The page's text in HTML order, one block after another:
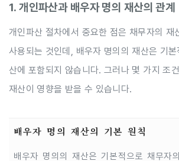
1. 개인파산과 배우자 명의 재산의 관계
개인파산 절차에서 중요한 점은 채무자의 재
사용되는 것인데, 배우자 명의의 재산은 기
산에 포함되지 않습니다. 그러나 몇 가지 조
재산이 영향을 받을 수 있습니다.
배우자 명의 재산의 기본 원칙
배우자 명의의 재산은 기본적으로 채무자